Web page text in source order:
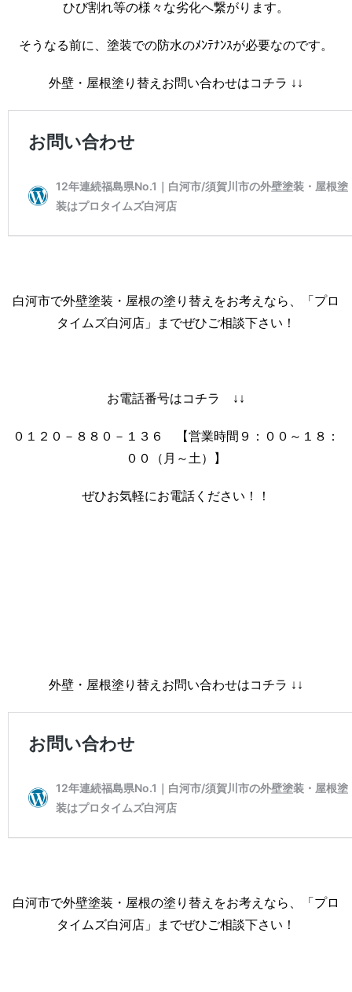
ひび割れ等の様々な劣化へ繋がります。
そうなる前に、塗装での防水のﾒﾝﾃﾅﾝｽが必要なのです。
外壁・屋根塗り替えお問い合わせはコチラ ↓↓
白河市で外壁塗装・屋根の塗り替えをお考えなら、「プロ
タイムズ白河店」までぜひご相談下さい！
お電話番号はコチラ ↓↓
０１２０－８８０－１３６ 【営業時間９：００～１８：
００（月～土）】
ぜひお気軽にお電話ください！！
外壁・屋根塗り替えお問い合わせはコチラ ↓↓
白河市で外壁塗装・屋根の塗り替えをお考えなら、「プロ
タイムズ白河店」までぜひご相談下さい！